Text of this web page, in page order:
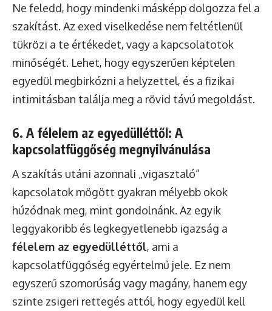
Ne feledd, hogy mindenki másképp dolgozza fel a
szakítást. Az exed viselkedése nem feltétlenül
tükrözi a te értékedet, vagy a kapcsolatotok
minőségét. Lehet, hogy egyszerűen képtelen
egyedül megbirkózni a helyzettel, és a fizikai
intimitásban találja meg a rövid távú megoldást.
6. A félelem az egyedülléttől: A
kapcsolatfüggőség megnyilvánulása
A szakítás utáni azonnali „vigasztaló”
kapcsolatok mögött gyakran mélyebb okok
húzódnak meg, mint gondolnánk. Az egyik
leggyakoribb és legkegyetlenebb igazság a
félelem az egyedülléttől, ami a
kapcsolatfüggőség egyértelmű jele. Ez nem
egyszerű szomorúság vagy magány, hanem egy
szinte zsigeri rettegés attól, hogy egyedül kell